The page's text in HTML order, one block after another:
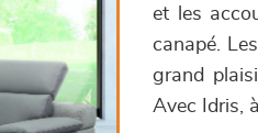
et les
canapé.
grand
Avec Idris,